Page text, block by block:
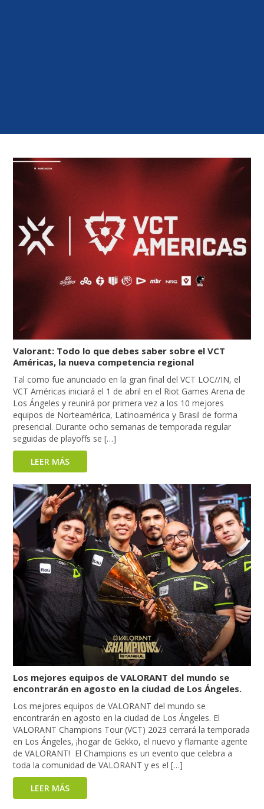
Valorant: Todo lo que debes saber sobre el VCT
Américas, la nueva competencia regional
Tal como fue anunciado en la gran final del VCT LOC//IN, el
VCT Américas iniciará el 1 de abril en el Riot Games Arena de
Los Ángeles y reunirá por primera vez a los 10 mejores
equipos de Norteamérica, Latinoamérica y Brasil de forma
presencial. Durante ocho semanas de temporada regular
seguidas de playoffs se […]
LEER MÁS
Los mejores equipos de VALORANT del mundo se
encontrarán en agosto en la ciudad de Los Ángeles.
Los mejores equipos de VALORANT del mundo se
encontrarán en agosto en la ciudad de Los Ángeles. El
VALORANT Champions Tour (VCT) 2023 cerrará la temporada
en Los Ángeles, ¡hogar de Gekko, el nuevo y flamante agente
de VALORANT! El Champions es un evento que celebra a
toda la comunidad de VALORANT y es el […]
LEER MÁS